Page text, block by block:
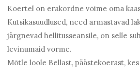
Koertel on erakordne võime oma
Kutsikasuudlused, need armastavad
järgnevad hellitusseansile, on selle
levinumaid vorme.
Mõtle loole Bellast, päästekoerast,